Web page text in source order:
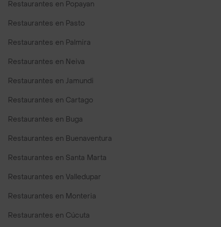
Restaurantes en Popayan
Restaurantes en Pasto
Restaurantes en Palmira
Restaurantes en Neiva
Restaurantes en Jamundi
Restaurantes en Cartago
Restaurantes en Buga
Restaurantes en Buenaventura
Restaurantes en Santa Marta
Restaurantes en Valledupar
Restaurantes en Monteria
Restaurantes en Cúcuta